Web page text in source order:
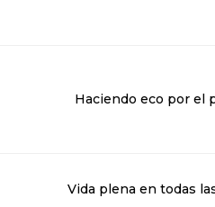
Haciendo eco por el
Vida plena en todas